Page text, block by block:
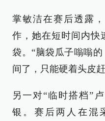
掌敏洁在赛后透露
作，她在短时间内快
袋。“脑袋瓜子嗡嗡
间了，只能硬着头皮
另一对“临时搭档”
银。赛后两人在混